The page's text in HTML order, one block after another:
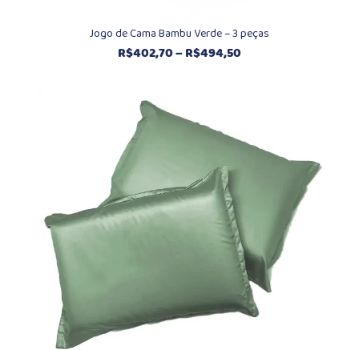
Jogo de Cama Bambu Verde – 3 peças
R$402,70–R$494,50Faixa
R$494,50